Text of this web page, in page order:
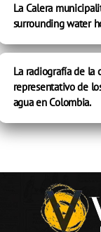
La Calera
surrounding water
La radiografía de la
representativo de
agua en Colombia.